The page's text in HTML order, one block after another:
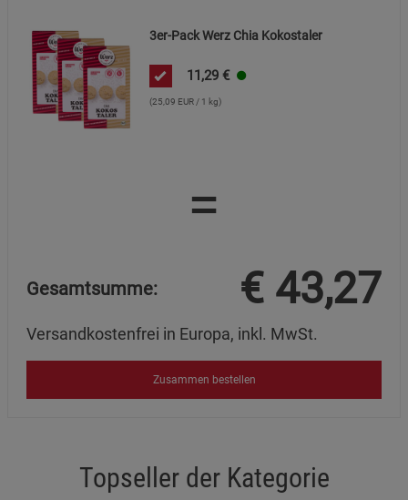
3er-Pack Werz Chia Kokostaler
11,29 €
(25,09 EUR / 1 kg)
=
Gesamtsumme: € 43,27
Versandkostenfrei in Europa, inkl. MwSt.
Zusammen bestellen
Topseller der Kategorie